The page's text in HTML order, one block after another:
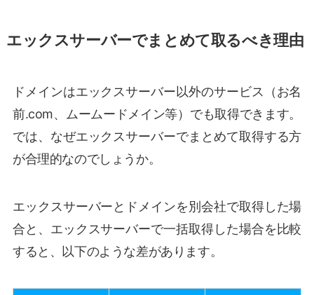
エックスサーバーでまとめて取るべき理由
ドメインはエックスサーバー以外のサービス（お名
前.com、ムームードメイン等）でも取得できます。
では、なぜエックスサーバーでまとめて取得する方
が合理的なのでしょうか。
エックスサーバーとドメインを別会社で取得した場
合と、エックスサーバーで一括取得した場合を比較
すると、以下のような差があります。